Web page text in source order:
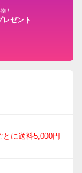
！
レゼント
とに送料5,000円